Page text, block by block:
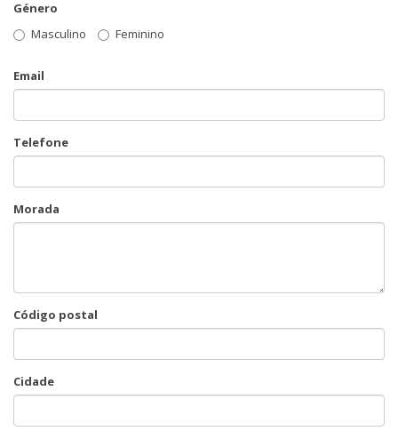
Género
Masculino
Feminino
Email
Telefone
Morada
Código postal
Cidade